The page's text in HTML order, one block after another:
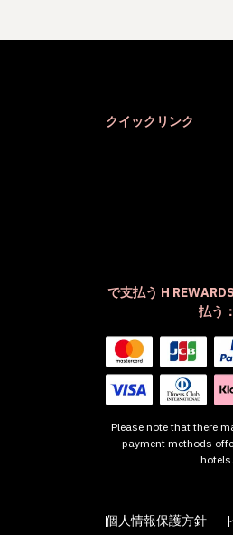
クイックリンク
で支払う H
払う：
Please note that there
payment methods
hotels.
個人情報保護方針